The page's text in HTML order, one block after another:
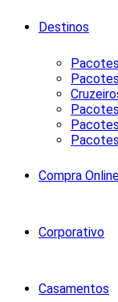
Destinos
Compra
Corporativo
Casamentos